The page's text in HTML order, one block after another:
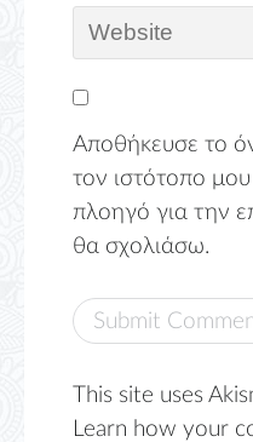
Αποθήκευσε το
τον ιστότοπο
πλοηγό για την
θα σχολιάσω.
This site uses
Learn how your